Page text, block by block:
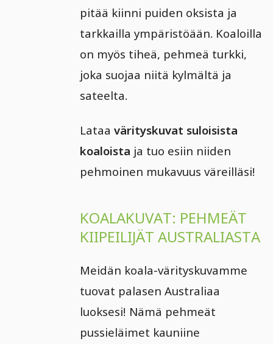
pitää kiinni puiden oksista ja
tarkkailla ympäristöään. Koaloilla
on myös tiheä, pehmeä turkki,
joka suojaa niitä kylmältä ja
sateelta.
Lataavärityskuvat suloisista
koaloista ja tuo esiin niiden
pehmoinen mukavuus väreilläsi!
KOALAKUVAT: PEHMEÄT
KIIPEILIJÄT AUSTRALIASTA
Meidän koala-värityskuvamme
tuovat palasen Australiaa
luoksesi! Nämä pehmeät
pussieläimet kauniine